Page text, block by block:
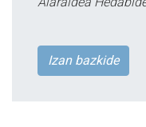
Izan bazkide